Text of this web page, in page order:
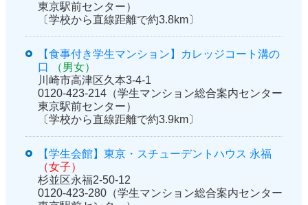
東京駅前センター）
〔学校から直線距離で約3.8km〕
【食事付き学生マンション】カレッジコート溝の
口
（男女）
川崎市高津区久本3-4-1
0120-423-214（学生マンション総合案内センター
東京駅前センター）
〔学校から直線距離で約3.9km〕
【学生会館】東京・スチューデントハウス 永福
（女子）
杉並区永福2-50-12
0120-423-280（学生マンション総合案内センター